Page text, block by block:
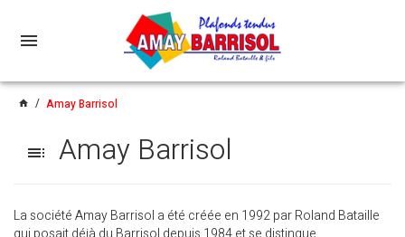
menu
home Amay Barrisol
toc Amay Barrisol
La société Amay Barrisol a été créée en 1992 par Roland Bataille